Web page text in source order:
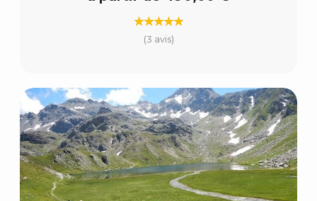
(3 avis)